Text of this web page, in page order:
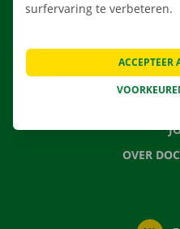
OVER
surfervaring te verbeteren.
ACCEPTEER